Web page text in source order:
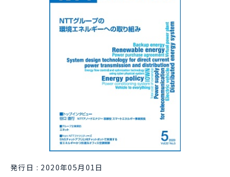
発行日 : 2020年05月01日